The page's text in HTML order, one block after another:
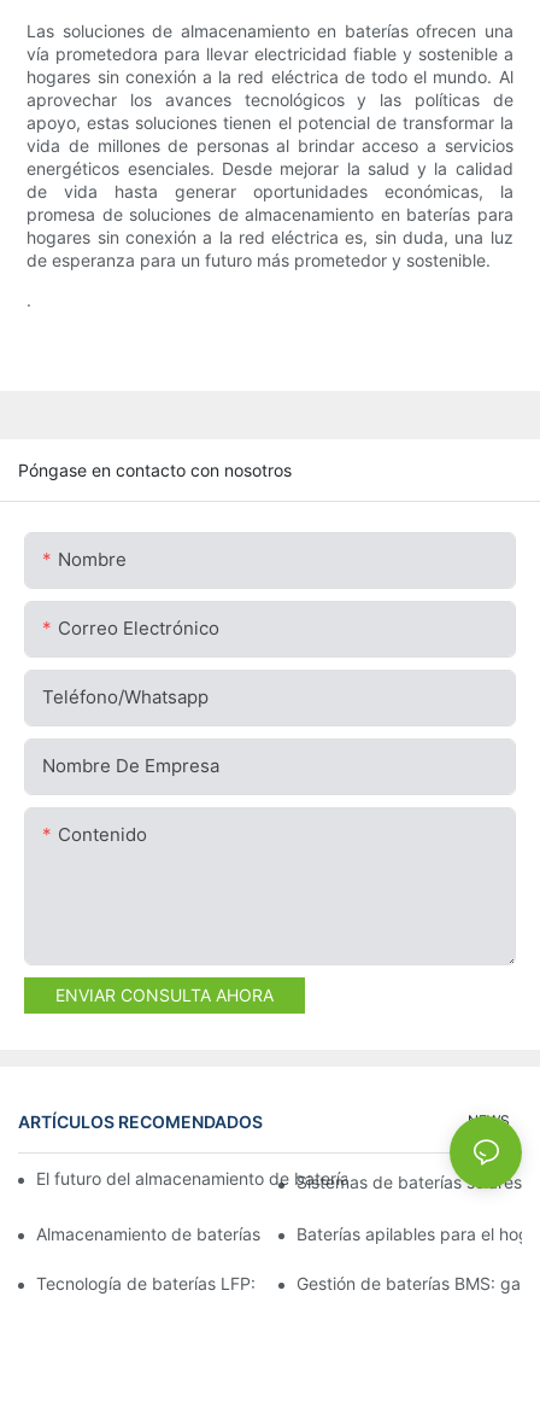
Las soluciones de almacenamiento en baterías ofrecen una
vía prometedora para llevar electricidad fiable y sostenible a
hogares sin conexión a la red eléctrica de todo el mundo. Al
aprovechar los avances tecnológicos y las políticas de
apoyo, estas soluciones tienen el potencial de transformar la
vida de millones de personas al brindar acceso a servicios
energéticos esenciales. Desde mejorar la salud y la calidad
de vida hasta generar oportunidades económicas, la
promesa de soluciones de almacenamiento en baterías para
hogares sin conexión a la red eléctrica es, sin duda, una luz
de esperanza para un futuro más prometedor y sostenible.
.
Póngase en contacto con nosotros
Nombre
Correo Electrónico
Teléfono/whatsapp
Nombre De Empresa
Contenido
ENVIAR CONSULTA AHORA
ARTÍCULOS RECOMENDADOS NEWS
El futuro del almacenamiento de baterías comerciales:
Sistemas de baterías solares
Almacenamiento de baterías de 15 kW: Impulsando su futuro
Baterías apilables para el
Tecnología de baterías LFP: una opción sostenible para el
Gestión de baterías BMS: